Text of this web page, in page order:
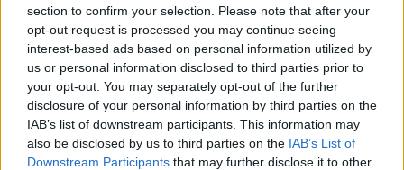
section to confirm your selection. Please note that after your
opt-out request is processed you may continue seeing
interest-based ads based on personal information utilized by
us or personal information disclosed to third parties prior to
your opt-out. You may separately opt-out of the further
disclosure of your personal information by third parties on the
IAB’s list of downstream participants. This information may
also be disclosed by us to third parties on the IAB’s List of
Downstream Participants that may further disclose it to other
προσοχή στη λεπτομέρεια, το φόρεμα διαθέτει
αστραφτερές παγιέτες που τραβούν το φως με κάθε κίνηση,
δημιουργώντας ένα μαγευτικό αποτέλεσμα που σίγουρα θα
εκθαμβώσει
Σε απόθεμα